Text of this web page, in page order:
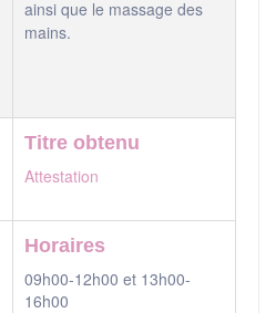
ainsi que le massage des
mains.
Titre obtenu
Attestation
Horaires
09h00-12h00 et 13h00-
16h00